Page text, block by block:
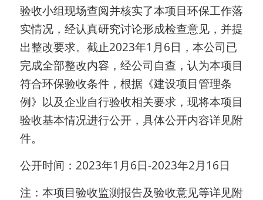
验收小组现场查阅并核实了本项目环保工作落
实情况，经认真研究讨论形成检查意见，并提
出整改要求。截止2023年1月6日，本公司已
完成全部整改内容，经公司自查，认为本项目
符合环保验收条件，根据《建设项目管理条
例》以及企业自行验收相关要求，现将本项目
验收基本情况进行公开，具体公开内容详见附
件。
公开时间：2023年1月6日-2023年2月16日
注：本项目验收监测报告及验收意见等详见附